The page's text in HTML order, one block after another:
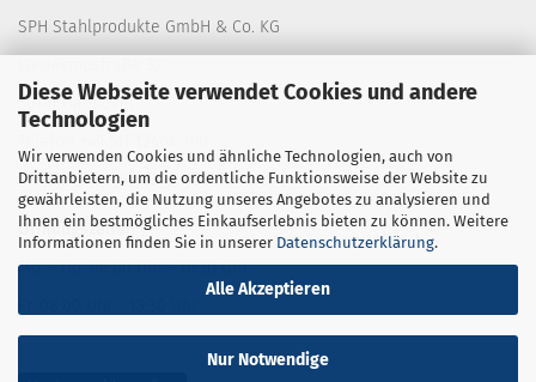
Diese Webseite verwendet Cookies und andere
Technologien
Wir verwenden Cookies und ähnliche Technologien, auch von
Drittanbietern, um die ordentliche Funktionsweise der Website zu
gewährleisten, die Nutzung unseres Angebotes zu analysieren und
Ihnen ein bestmögliches Einkaufserlebnis bieten zu können. Weitere
Informationen finden Sie in unserer Datenschutzerklärung.
Alle Akzeptieren
Nur Notwendige
SPH Stahlprodukte GmbH & Co. KG
30161 Hannover
E-Mail: shop@stahlprodukte.com
Öffnungszeiten
Mo. - Do. 08:00 Uhr - 16:30 Uhr